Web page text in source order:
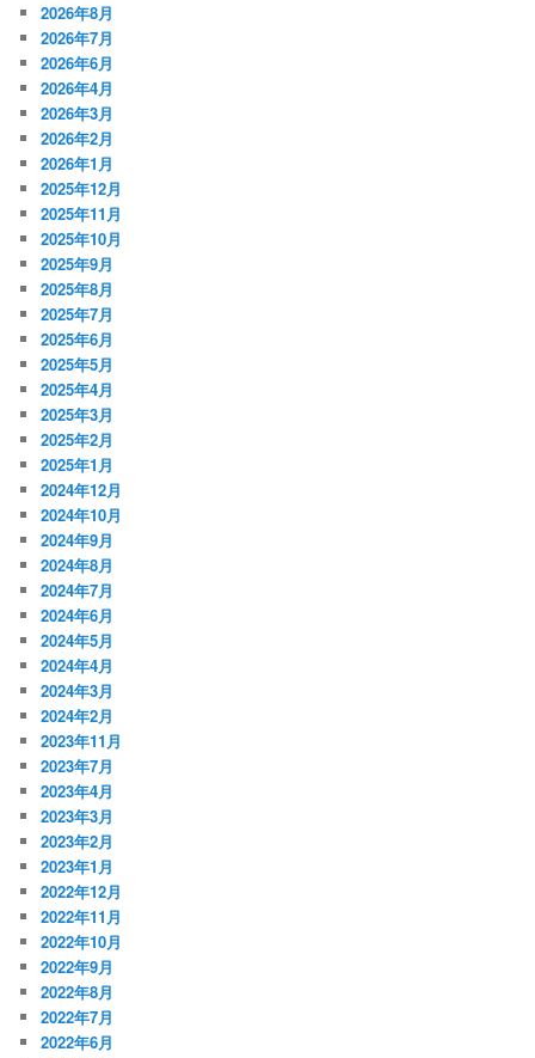
2026年8月
2026年7月
2026年6月
2026年4月
2026年3月
2026年2月
2026年1月
2025年12月
2025年11月
2025年10月
2025年9月
2025年8月
2025年7月
2025年6月
2025年5月
2025年4月
2025年3月
2025年2月
2025年1月
2024年12月
2024年10月
2024年9月
2024年8月
2024年7月
2024年6月
2024年5月
2024年4月
2024年3月
2024年2月
2023年11月
2023年7月
2023年4月
2023年3月
2023年2月
2023年1月
2022年12月
2022年11月
2022年10月
2022年9月
2022年8月
2022年7月
2022年6月